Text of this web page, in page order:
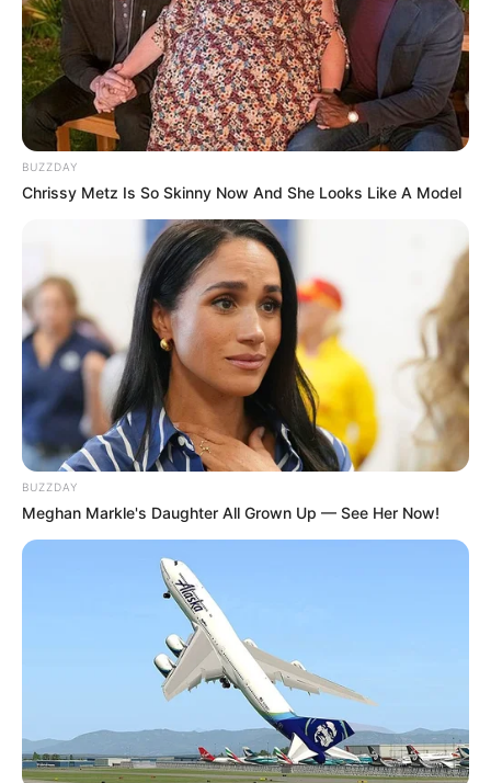
Mad monkeys Knit
Para as meninas, existem ainda a opção de
sapatilhas e sapatos bonecas, ou Mary Jane.
Vera e suas manualidades
BUZZDAY
Chrissy Metz Is So Skinny Now And She Looks Like A Model
BUZZDAY
Meghan Markle's Daughter All Grown Up — See Her Now!